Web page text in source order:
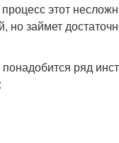
этот
займет
ряд